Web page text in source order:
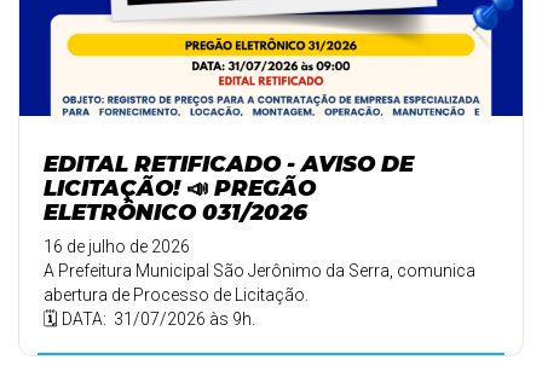
EDITAL RETIFICADO - AVISO DE
LICITAÇÃO! 📣 PREGÃO
ELETRÔNICO 031/2026
16 de julho de 2026
A Prefeitura Municipal São Jerônimo da Serra, comunica
abertura de Processo de Licitação.
🗓️ DATA: 31/07/2026 às 9h.